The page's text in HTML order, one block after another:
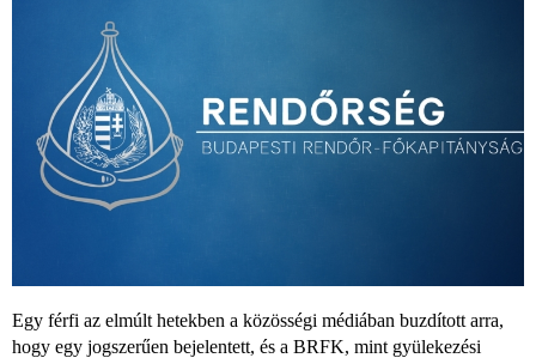
Egy férfi az elmúlt hetekben a közösségi médiában buzdított arra,
hogy egy jogszerűen bejelentett, és a BRFK, mint gyülekezési